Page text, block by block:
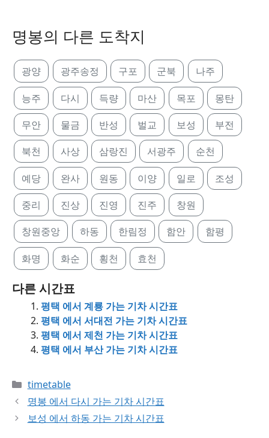
명봉의 다른 도착지
광양 광주송정 구포 군북 나주
능주 다시 득량 마산 목포 몽탄
무안 물금 반성 벌교 보성 부전
북천 사상 삼랑진 서광주 순천
예당 완사 원동 이양 일로 조성
중리 진상 진영 진주 창원
창원중앙 하동 한림정 함안 함평
화명 화순 횡천 효천
다른 시간표
평택 에서 계룡 가는 기차 시간표
평택 에서 서대전 가는 기차 시간표
평택 에서 제천 가는 기차 시간표
평택 에서 부산 가는 기차 시간표
Categories
timetable
명봉 에서 다시 가는 기차 시간표
보성 에서 하동 가는 기차 시간표